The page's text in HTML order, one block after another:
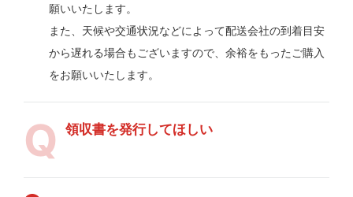
願いいたします。
また、天候や交通状況などによって配送会社の到着目安
から遅れる場合もございますので、余裕をもったご購入
をお願いいたします。
領収書を発行してほしい